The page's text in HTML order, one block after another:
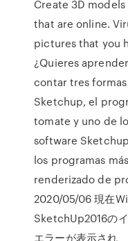
Create 3D
that are online.
pictures that you
¿Quieres
contar tres
Sketchup, el
tomate y uno de
software
los programas
renderizado de
2020/05/06 現在
SketchUp2016の
エラーが表示され